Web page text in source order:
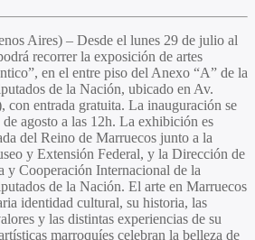
Aires) – Desde el lunes 29 de julio al
recorrer la exposición de artes
en el entre piso del Anexo “A” de la
de la Nación, ubicado en Av.
entrada gratuita. La inauguración se
agosto a las 12h. La exhibición es
del Reino de Marruecos junto a la
y Extensión Federal, y la Dirección de
y Cooperación Internacional de la
de la Nación. El arte en Marruecos
identidad cultural, su historia, las
y las distintas experiencias de su
marroquíes celebran la belleza de